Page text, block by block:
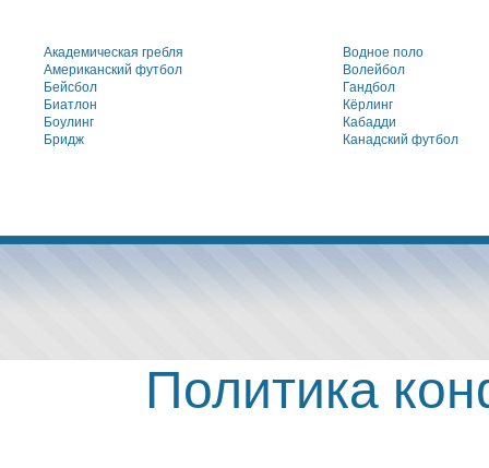
Академическая гребля
Американский футбол
Бейсбол
Биатлон
Боулинг
Бридж
Водное поло
Волейбол
Гандбол
Кёрлинг
Кабадди
Канадский футбол
Политика